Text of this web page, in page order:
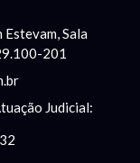
Estevam, Sala
201
Judicial: